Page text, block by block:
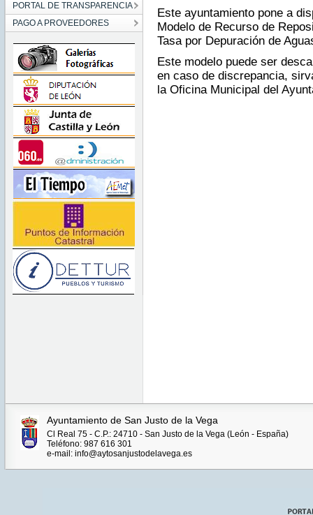
PORTAL DE TRANSPARENCIA
PAGO A PROVEEDORES
Este ayuntamiento pone a
Modelo de Recurso de
Tasa por Depuración de
Este modelo puede ser
en caso de discrepancia,
la Oficina Municipal del
Ayuntamiento de San Justo de la Vega
Cl Real 75 - C.P.: 24710 - San Justo de la Vega (León - España)
Teléfono: 987 616 301
e-mail: info@aytosanjustodelavega.es